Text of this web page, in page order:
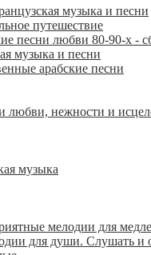
музыка и песни
путешествие
песни любви 80-90-х -
музыка и песни
арабские песни
нежности и
музыка
мелодии для
для души. Слушать и